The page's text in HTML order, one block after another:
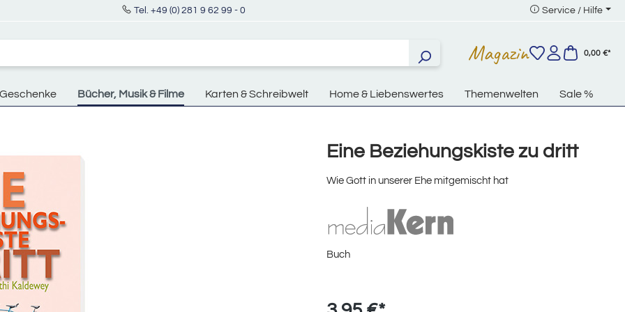
Tel. +49 (0) 281 9 62 99 - 0 Service / Hilfe
Magazin 0,00 €*
Geschenke Bücher, Musik & Filme Karten & Schreibwelt Home & Liebenswertes Themenwelten Sale %
Eine Beziehungskiste zu dritt
Wie Gott in unserer Ehe mitgemischt hat
Buch